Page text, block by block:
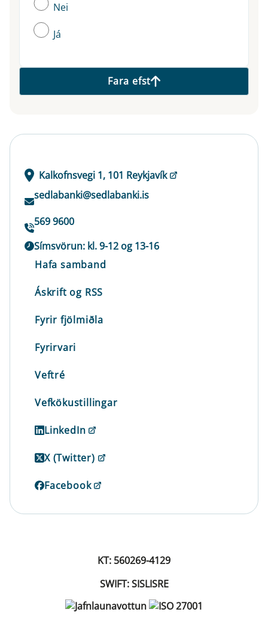
Nei
Já
Fara efst
Kalkofnsvegi 1, 101 Reykjavík
sedlabanki@sedlabanki.is
569 9600
Símsvörun: kl. 9-12 og 13-16
Hafa samband
Áskrift og RSS
Fyrir fjölmiðla
Fyrirvari
Veftré
Vefkökustillingar
LinkedIn
X (Twitter)
Facebook
KT: 560269-4129
SWIFT: SISLISRE